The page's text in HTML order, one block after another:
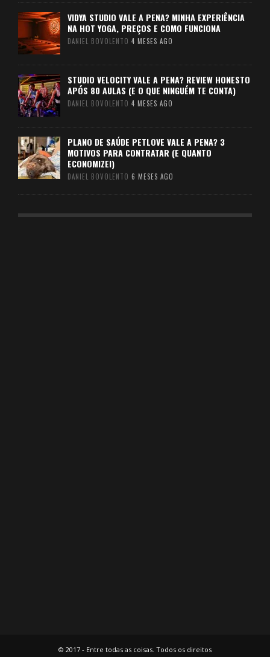
VIDYA STUDIO VALE A PENA? MINHA EXPERIÊNCIA
NA HOT YOGA, PREÇOS E COMO FUNCIONA
DANIEL BOVOLENTO 4 MESES AGO
STUDIO VELOCITY VALE A PENA? REVIEW HONESTO
APÓS 80 AULAS (E O QUE NINGUÉM TE CONTA)
DANIEL BOVOLENTO 4 MESES AGO
PLANO DE SAÚDE PETLOVE VALE A PENA? 3
MOTIVOS PARA CONTRATAR (E QUANTO
ECONOMIZEI)
DANIEL BOVOLENTO 6 MESES AGO
© 2017 - Entre todas as coisas. Todos os direitos